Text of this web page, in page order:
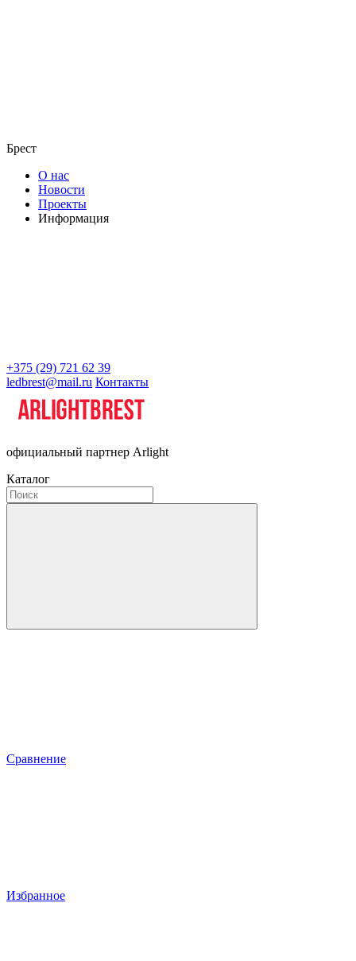
Брест
О нас
Новости
Проекты
Информация
+375 (29) 721 62 39
ledbrest@mail.ru Контакты
официальный партнер Arlight
Каталог
Сравнение
Избранное